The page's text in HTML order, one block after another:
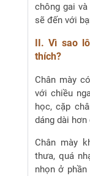
chông gai
sẽ đến với
II. Vì sao
thích?
Chân mày
với chiều
học, cặp
dáng dài hơn
Chân mày
thưa, quá
nhọn ở